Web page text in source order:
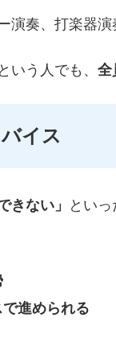
奏、打楽器演
いう人でも、 全
イス
きない」 とい
進められる